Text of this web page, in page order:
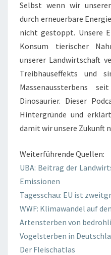
Selbst wenn wir
durch erneuerbare
nicht gestoppt. Unsere
Konsum tierischer
unserer Landwirtschaft
Treibhauseffekts und
Massenaussterbens
Dinosaurier. Dieser
Hintergründe und
damit wir unsere Zukunft
Weiterführende Quellen:
UBA: Beitrag der
Emissionen
Tagesschau: EU ist
WWF: Klimawandel auf
Artensterben von
Vogelsterben in
Der Fleischatlas